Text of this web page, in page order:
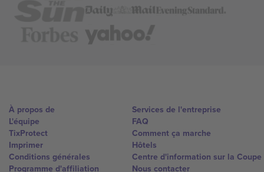
À propos de
L'équipe
TixProtect
Imprimer
Conditions générales
Programme d'affiliation
Services de l'entreprise
FAQ
Comment ça marche
Hôtels
Centre d'information sur la Coupe
Nous contacter